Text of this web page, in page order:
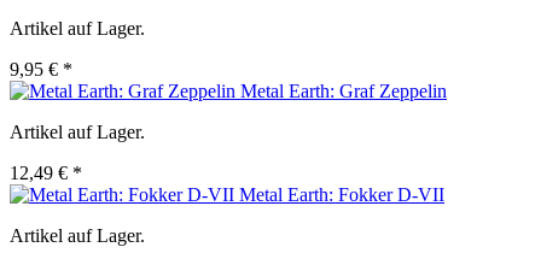
Artikel auf Lager.
9,95 € *
Metal Earth: Graf Zeppelin
Artikel auf Lager.
12,49 € *
Metal Earth: Fokker D-VII
Artikel auf Lager.